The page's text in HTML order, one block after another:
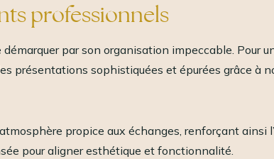
professionnels
démarquer par son organisation impeccable. Pour
présentations sophistiquées et épurées grâce à
propice aux échanges, renforçant ainsi
pour aligner esthétique et fonctionnalité.